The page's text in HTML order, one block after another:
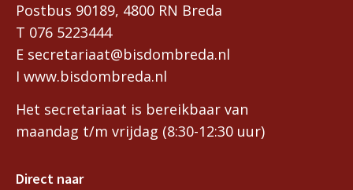
Postbus 90189, 4800 RN Breda
T 076 5223444
E secretariaat@bisdombreda.nl
I www.bisdombreda.nl
Het secretariaat is bereikbaar van
maandag t/m vrijdag (8:30-12:30 uur)
Direct naar